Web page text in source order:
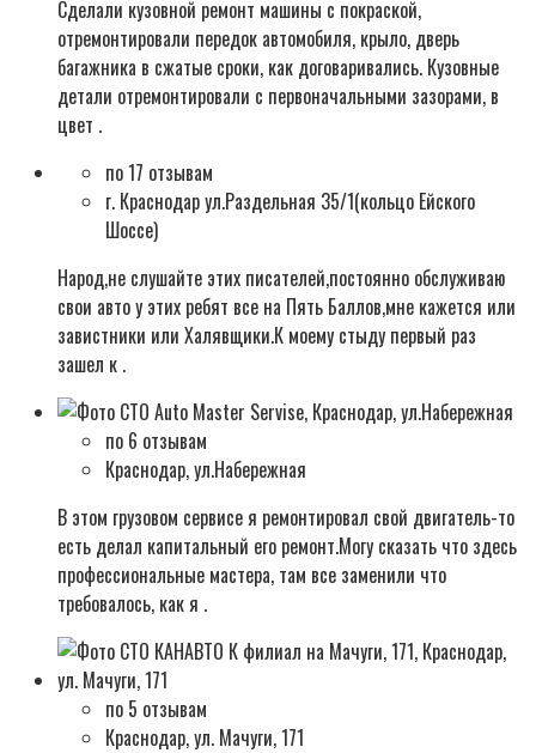
Сделали кузовной ремонт машины с покраской,
отремонтировали передок автомобиля, крыло, дверь
багажника в сжатые сроки, как договаривались. Кузовные
детали отремонтировали с первоначальными зазорами, в
цвет .
по 17 отзывам
г. Краснодар ул.Раздельная 35/1(кольцо Ейского
Шоссе)
Народ,не слушайте этих писателей,постоянно обслуживаю
свои авто у этих ребят все на Пять Баллов,мне кажется или
завистники или Халявщики.К моему стыду первый раз
зашел к .
по 6 отзывам
Краснодар, ул.Набережная
В этом грузовом сервисе я ремонтировал свой двигатель-то
есть делал капитальный его ремонт.Могу сказать что здесь
профессиональные мастера, там все заменили что
требовалось, как я .
по 5 отзывам
Краснодар, ул. Мачуги, 171